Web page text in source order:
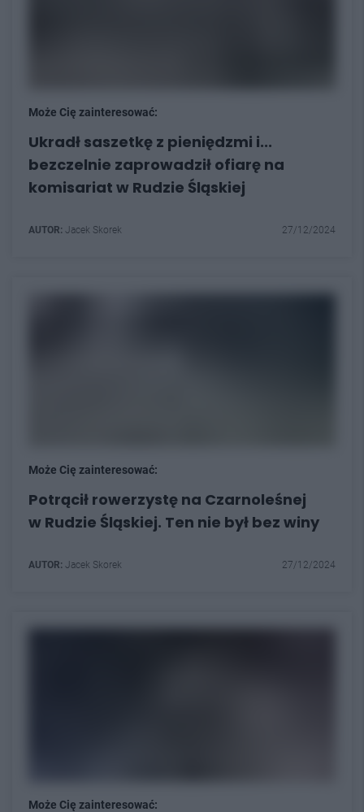
Może Cię zainteresować:
Ukradł saszetkę z pieniędzmi i...
bezczelnie zaprowadził ofiarę na
komisariat w Rudzie Śląskiej
AUTOR: Jacek Skorek 27/12/2024
Może Cię zainteresować:
Potrącił rowerzystę na Czarnoleśnej
w Rudzie Śląskiej. Ten nie był bez winy
AUTOR: Jacek Skorek 27/12/2024
Może Cię zainteresować: